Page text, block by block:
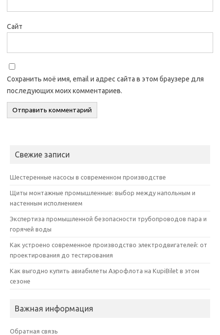
Сайт
Сохранить моё имя, email и адрес сайта в этом браузере для
последующих моих комментариев.
Свежие записи
Шестеренные насосы в современном производстве
Щиты монтажные промышленные: выбор между напольным и
настенным исполнением
Экспертиза промышленной безопасности трубопроводов пара и
горячей воды
Как устроено современное производство электродвигателей: от
проектирования до тестирования
Как выгодно купить авиабилеты Аэрофлота на KupiBilet в этом
сезоне
Важная информация
Обратная связь